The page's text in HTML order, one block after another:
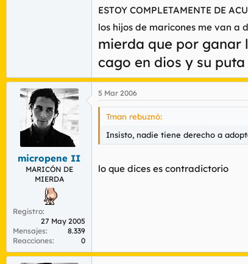
Pero eso realmente, me da igual.
tienen derecho. En la adopción el
poder incorporar a su educación el
Con los niños no se juega. No son
Insisto, nadie tiene derecho a
ESTOY COMPLETAMENTE DE
los hijos de maricones me van a
mierda que por ganar
cago en dios y su
micropene II
MARICÓN DE
MIERDA
Registro
27 May 2005
Mensajes
8.339
Reacciones
0
5 Mar 2006
Tman rebuznó:
Insisto, nadie tiene derecho a
lo que dices es contradictorio